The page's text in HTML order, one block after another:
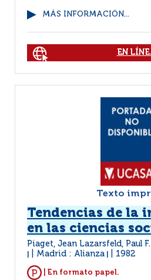
MÁS INFORMACIÓN...
EN
Texto
Tendencias de la
en las ciencias
Piaget, Jean Lazarsfeld, Paul
Madrid : Alianza 1982
| En formato papel.